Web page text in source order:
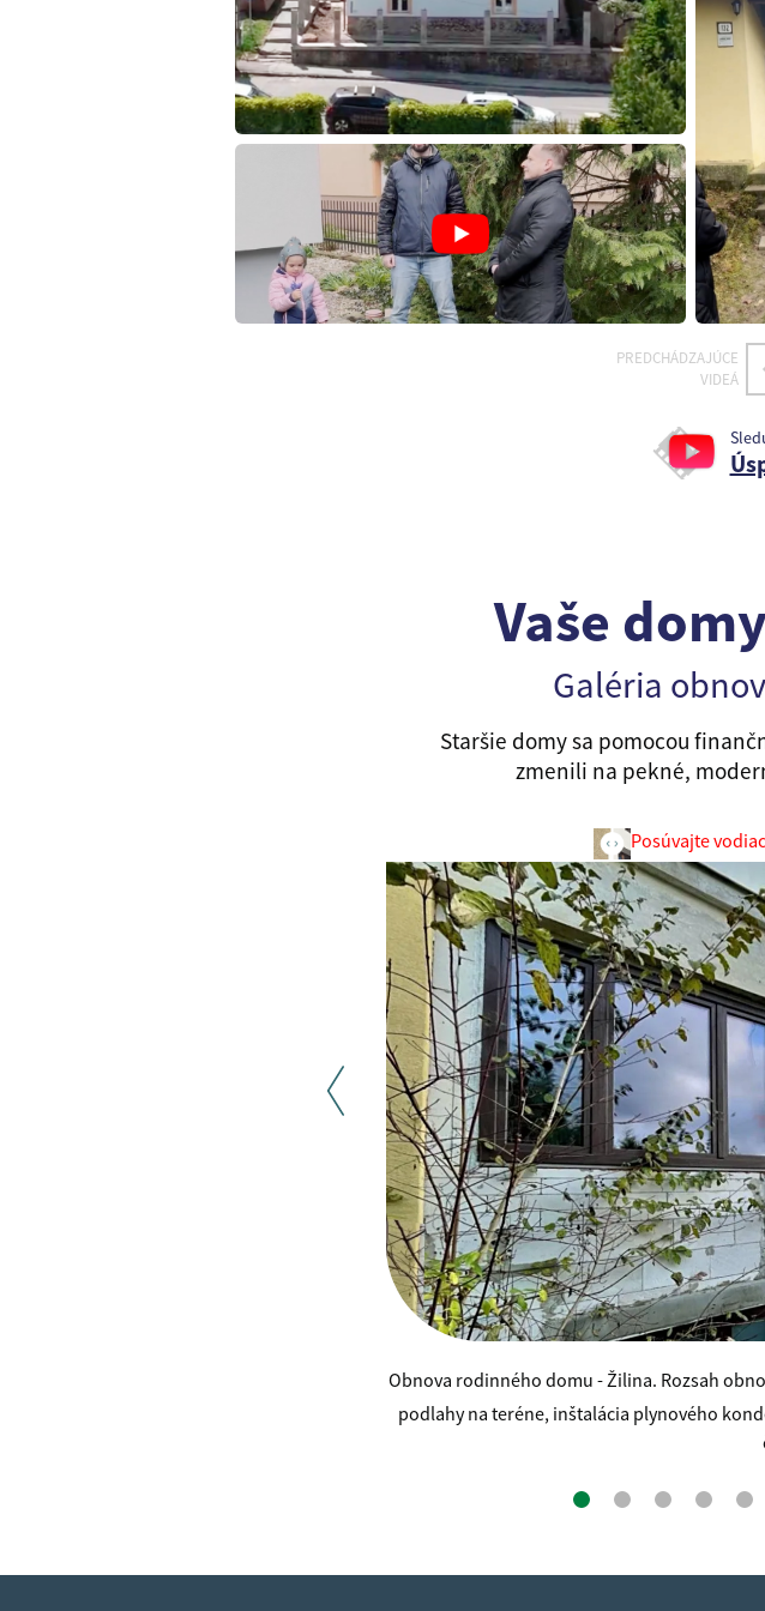
PREDCHÁDZAJÚCE
VIDEÁ
Vaše
Galéria
Staršie domy sa pomocou
zmenili na pekné,
Posúvajte
Obnova rodinného domu - Žilina. Rozsah
podlahy na teréne, inštalácia plynového